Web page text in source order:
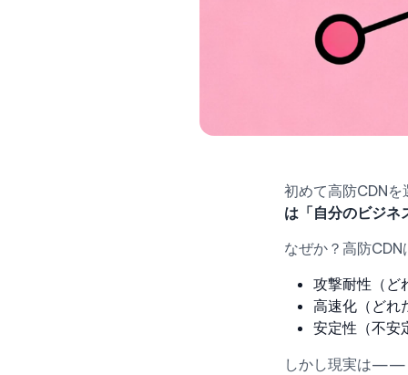
初めて高防CDN
は「自分のビジネ
なぜか？高防
攻撃耐性（ど
高速化（どれ
安定性（不安
しかし現実は——